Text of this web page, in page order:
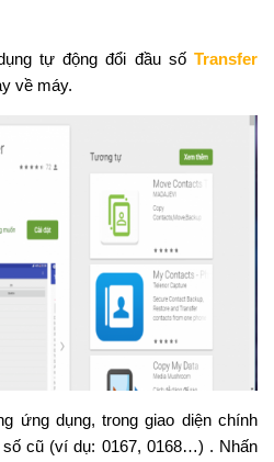
tự động đổi đầu số Transfer
về máy.
ứng dụng, trong giao diện chính
số cũ (ví dụ: 0167, 0168…) . Nhấn